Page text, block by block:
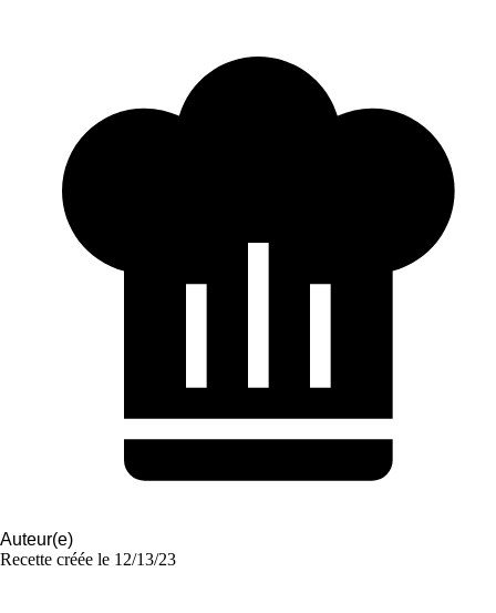
Auteur(e)
Recette créée le 12/13/23